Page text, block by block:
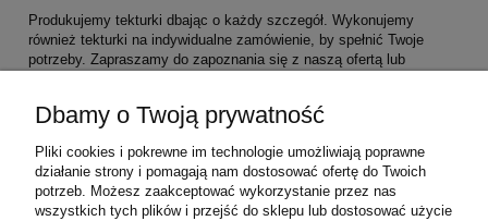
Produkujemy tekturki dbając o każdy szczegół. Wykonujemy
również tekturki na indywidualne zamówienie, by spełnić Twoje
potrzeby. Zapraszamy do zapoznania się z naszą ofertą lub
Dbamy o Twoją prywatność
Pliki cookies i pokrewne im technologie umożliwiają poprawne
działanie strony i pomagają nam dostosować ofertę do Twoich
potrzeb. Możesz zaakceptować wykorzystanie przez nas
wszystkich tych plików i przejść do sklepu lub dostosować użycie